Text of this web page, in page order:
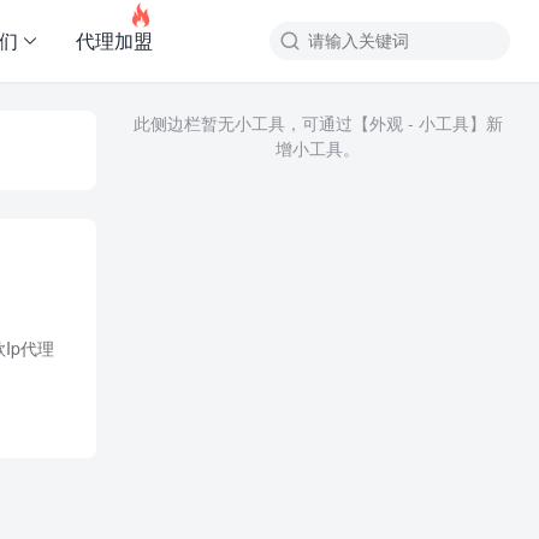

代理加盟

代理
此侧边栏暂无小工具，可通过【外观 - 小工具】新
增小工具。